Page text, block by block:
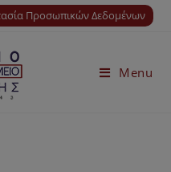
Προσωπικών Δεδομένων
Menu